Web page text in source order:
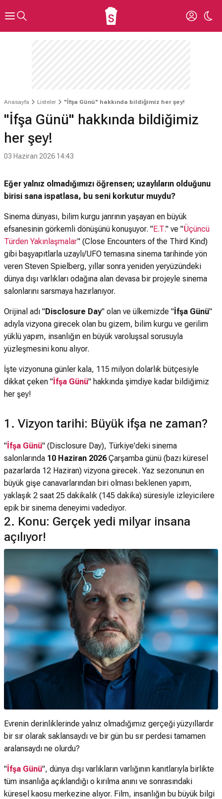
Anasayfa Listeler "İfşa Günü" hakkında bildiğimiz her şey!
"İfşa Günü" hakkında bildiğimiz
her şey!
03 Haziran 2026 14:43
Eğer yalnız olmadığımızı öğrensen; uzaylıların olduğunu
birisi sana ispatlasa, bu seni korkutur muydu?
Sinema dünyası, bilim kurgu janrının yaşayan en büyük
efsanesinin görkemli dönüşünü konuşuyor. "E.T." ve "Üçüncü
Türden Yakınlaşmalar" (Close Encounters of the Third Kind)
gibi başyapıtlarla uzaylı/UFO temasına sinema tarihinde yön
veren Steven Spielberg, yıllar sonra yeniden yeryüzündeki
dünya dışı varlıkları odağına alan devasa bir projeyle sinema
salonlarını sarsmaya hazırlanıyor.
Orijinal adı "Disclosure Day" olan ve ülkemizde "İfşa Günü"
adıyla vizyona girecek olan bu gizem, bilim kurgu ve gerilim
yüklü yapım, insanlığın en büyük varoluşsal sorusuyla
yüzleşmesini konu alıyor.
İşte vizyonuna günler kala, 115 milyon dolarlık bütçesiyle
dikkat çeken "İfşa Günü" hakkında şimdiye kadar bildiğimiz
her şey!
1. Vizyon tarihi: Büyük ifşa ne zaman?
"İfşa Günü" (Disclosure Day), Türkiye'deki sinema
salonlarında 10 Haziran 2026Çarşamba günü (bazı küresel
pazarlarda 12 Haziran) vizyona girecek. Yaz sezonunun en
büyük gişe canavarlarından biri olması beklenen yapım,
yaklaşık 2 saat 25 dakikalık (145 dakika) süresiyle izleyicilere
epik bir sinema deneyimi vadediyor.
2. Konu: Gerçek yedi milyar insana
açılıyor!
Evrenin derinliklerinde yalnız olmadığımız gerçeği yüzyıllardır
bir sır olarak saklansaydı ve bir gün bu sır perdesi tamamen
aralansaydı ne olurdu?
"İfşa Günü", dünya dışı varlıkların varlığının kanıtlarıyla birlikte
tüm insanlığa açıklandığı o kırılma anını ve sonrasındaki
küresel kaosu merkezine alıyor. Film, insanlığın bu büyük bilgi